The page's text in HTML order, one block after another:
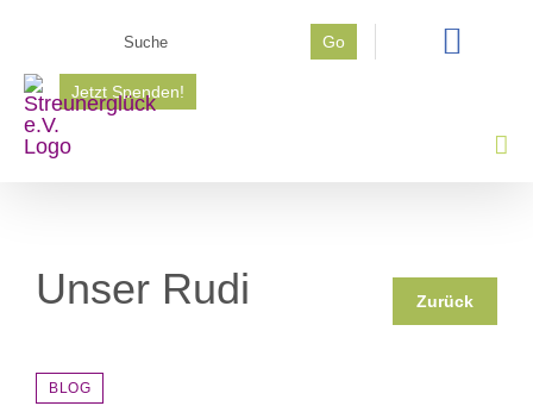
springen
Go
Jetzt Spenden!
Unser Rudi Zurück
BLOG